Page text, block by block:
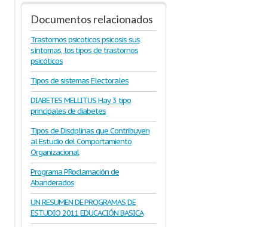
Documentos relacionados
Trastornos psicoticos psicosis sus
síntomas, los tipos de trastornos
psicóticos
Tipos de sistemas Electorales
DIABETES MELLITUS Hay 3 tipo
principales de diabetes
Tipos de Disciplinas que Contribuyen
al Estudio del Comportamiento
Organizacional
Programa PRoclamación de
Abanderados
UN RESUMEN DE PROGRAMAS DE
ESTUDIO 2011 EDUCACIÓN BASICA